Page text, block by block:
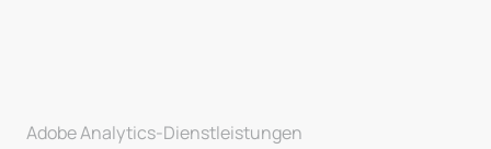
Adobe Analytics-Dienstleistungen